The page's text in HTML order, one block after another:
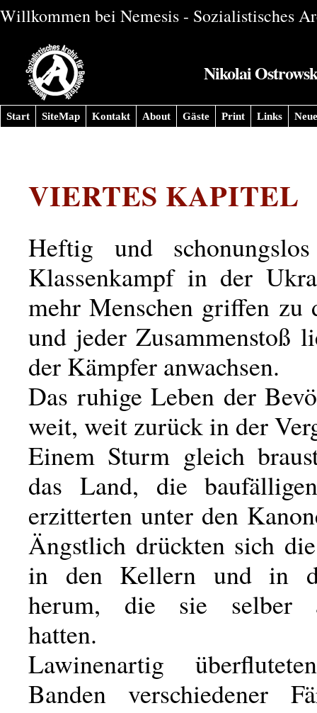
Willkommen bei Nemesis - Sozialistisches
Nikolai
Start SiteMap Kontakt About Gäste Print Links
VIERTES KAPITEL
Heftig und
Klassenkampf in der
mehr Menschen griffen zu
und jeder Zusammenstoß
der Kämpfer anwachsen.
Das ruhige Leben der
weit, weit zurück in der
Einem Sturm gleich
das Land, die
erzitterten unter den
Ängstlich drückten sich
in den Kellern und in
herum, die sie selber
hatten.
Lawinenartig
Banden verschiedener